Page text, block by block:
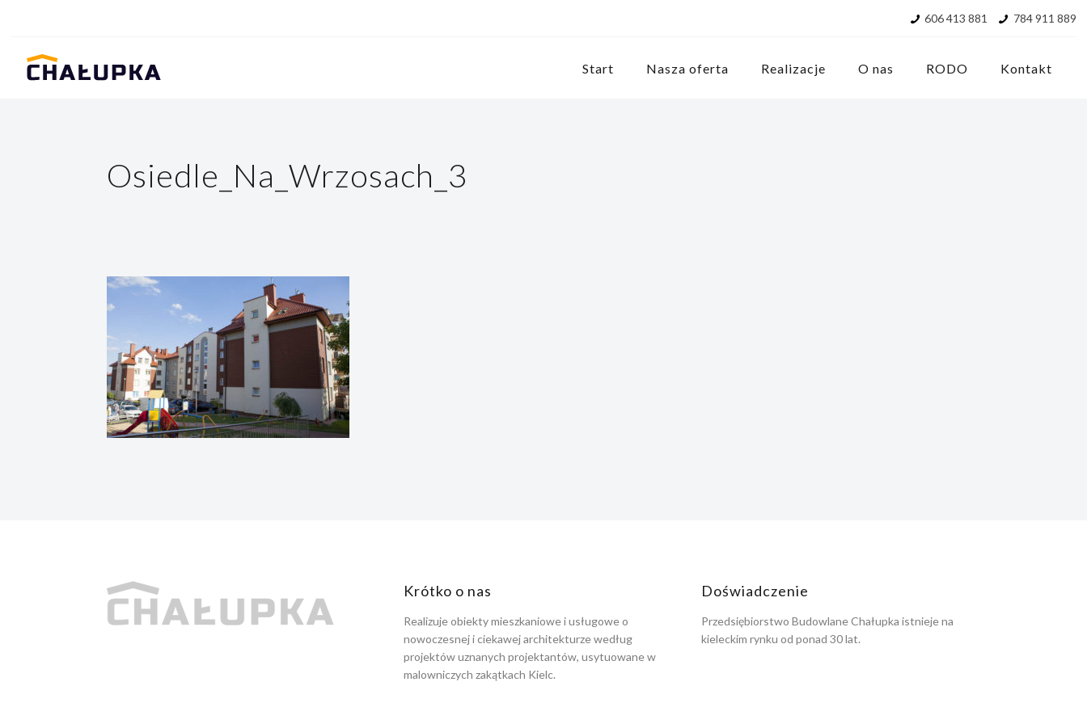
606 413 881 784 911 889
Start Nasza oferta Realizacje O nas RODO Kontakt
Osiedle_Na_Wrzosach_3
Krótko o nas
Realizuje obiekty mieszkaniowe i usługowe o
nowoczesnej i ciekawej architekturze według
projektów uznanych projektantów, usytuowane w
malowniczych zakątkach Kielc.
Doświadczenie
Przedsiębiorstwo Budowlane Chałupka istnieje na
kieleckim rynku od ponad 30 lat.